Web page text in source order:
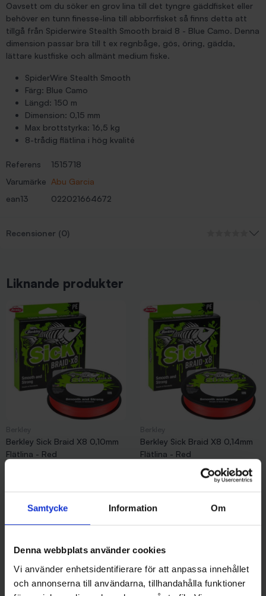
Samtycke Information Om
Denna webbplats använder cookies
Vi använder enhetsidentifierare för att anpassa innehållet
och annonserna till användarna, tillhandahålla funktioner
Oavsett om du söker en grov lina till det tyngre gäddfisket eller
behöver en tunn finesse-lina till abborrfisket så finns detta att
tillgå från Spiderwire Stealth Smooth braid 8 - Blue Camo. Denna
dimension passar bra till t ex regnbåge, gös, öring, gädda,
lättare kustfiske och allmänt medium fiske.
SpiderWire Stealth Smooth
Färg: Blue Camo
Längd: 150 m
Dimension: 0,15 mm
Max brottstyrka: 16,5 kg
8-trådig flätlina i hög kvalité
Referens
1515718
Varumärke Abu Garcia
ean13
022021664672
Recensioner (0)
Liknande produkter
Berkley Sick Braid X8 0,10mm
Flätlina - Red
Berkley Sick Braid X8 0,14mm
Flätlina - Red
Andra gillade även
12%